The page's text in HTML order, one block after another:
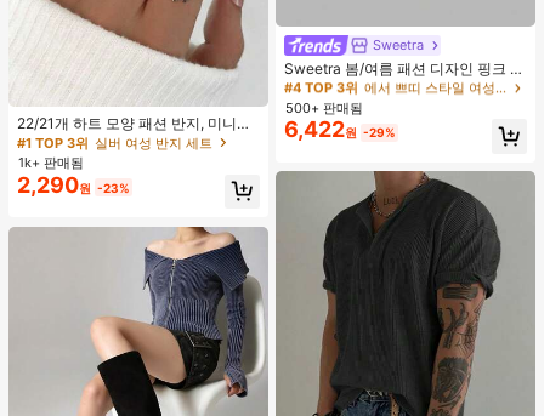
22/21개 하트 모양 패션 반지, 미니멀
리스트 크리스탈 임베디드 보헤미안
기하학 반지 세트, 발렌타인데이, 어머
니날 선물
#1 TOP 3위
실버 여성 반지 세트
거의 매진!
#1 TOP 3위 실버 여성 반지 세트
거의 매진!
#1 TOP 3위 실버 여성 반지 세트
거의 매진!
#1 TOP 3위 실버 여성 반지 세트
1k+ 판매됨
2,290원 -23%
Sweetra
Sweetra 봄/여름 패션 디자인 핑크 스
트라이프 브라운 폴카 도트 스파게티
스트랩 2 In 1 스위트 걸리시 비치 로
맨틱 휴가 스타일 여성용 캐미 탱크 탑
#4 TOP 3위
거의 매진!
#4 TOP 3위
에서 쁘띠 스타일 여성 상의, 블라우스 & 티
거의 매진!
#4 TOP 3위
에서 쁘띠 스타일 여성 상의, 블라우스 & 티
거의 매진!
#4 TOP 3위
에서 쁘띠 스타일 여성 상의, 블라우스 & 티
500+ 판매됨
6,422원 -29%